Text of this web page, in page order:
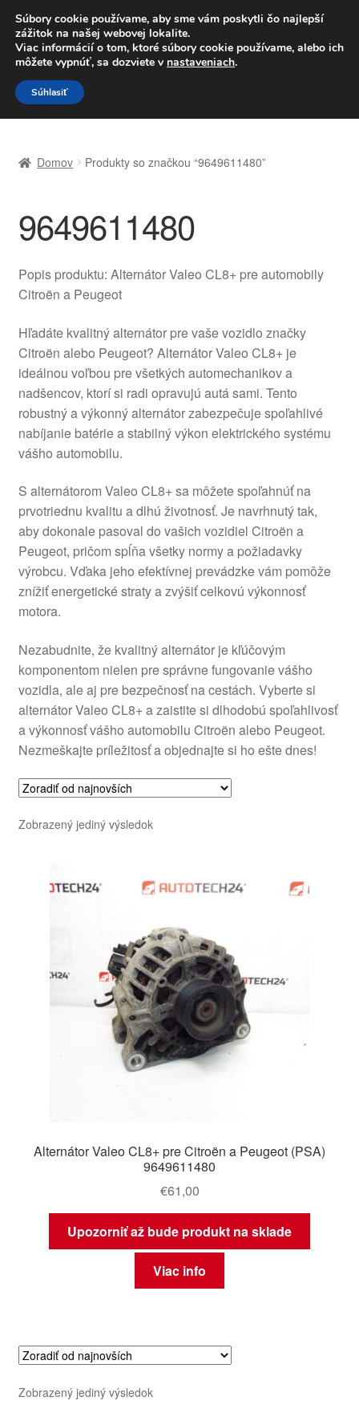
DOPRAVA od 6 EUR
Po–Pi 09:00–16:00 233 221 276
Preskočiť
na
navigáciu
Preskočiť
na
obsah
Celosvetová preprava
Doprava
Košík
Môj účet
O nás
Obchodné podmienky
Platby
Pokladňa
Reklamace
Reklamačný poriadok
Domov Produkty so značkou “9649611480”
9649611480
Popis produktu: Alternátor Valeo CL8+ pre automobily
Citroën a Peugeot
Hľadáte kvalitný alternátor pre vaše vozidlo značky
Citroën alebo Peugeot? Alternátor Valeo CL8+ je
ideálnou voľbou pre všetkých automechanikov a
nadšencov, ktorí si radi opravujú autá sami. Tento
robustný a výkonný alternátor zabezpečuje spoľahlivé
nabíjanie batérie a stabilný výkon elektrického systému
vášho automobilu.
S alternátorom Valeo CL8+ sa môžete spoľahnúť na
prvotriednu kvalitu a dlhú životnosť. Je navrhnutý tak,
aby dokonale pasoval do vašich vozidiel Citroën a
Peugeot, pričom spĺňa všetky normy a požiadavky
výrobcu. Vďaka jeho efektívnej prevádzke vám pomôže
znížiť energetické straty a zvýšiť celkovú výkonnosť
motora.
Nezabudnite, že kvalitný alternátor je kľúčovým
komponentom nielen pre správne fungovanie vášho
vozidla, ale aj pre bezpečnosť na cestách. Vyberte si
alternátor Valeo CL8+ a zaistite si dlhodobú spoľahlivosť
a výkonnosť vášho automobilu Citroën alebo Peugeot.
Nezmeškajte príležitosť a objednajte si ho ešte dnes!
Zobrazený jediný výsledok
Alternátor Valeo CL8+ pre Citroën a Peugeot (PSA)
9649611480
€61,00
Upozorniť až bude produkt na sklade
Viac info
Zobrazený jediný výsledok
Súbory cookie používame, aby sme vám poskytli čo najlepší
zážitok na našej webovej lokalite.
Viac informácií o tom, ktoré súbory cookie používame, alebo ich
môžete vypnúť, sa dozviete v nastaveniach.
Súhlasiť